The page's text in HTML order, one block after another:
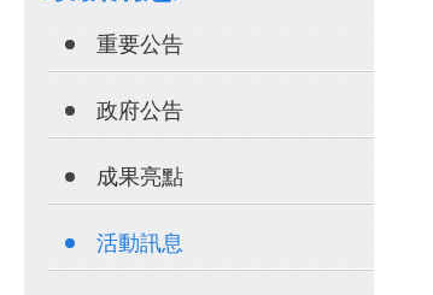
重要公告
政府公告
成果亮點
活動訊息